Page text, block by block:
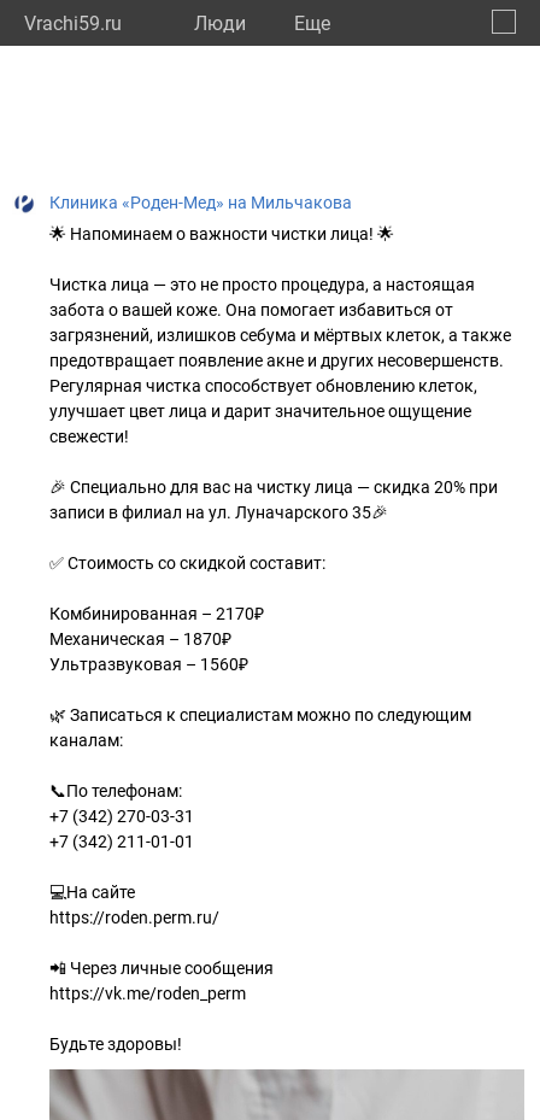
Vrachi59.ru Люди Eще
Клиника «Роден-Мед» на Мильчакова
🌟 Напоминаем о важности чистки лица! 🌟
Чистка лица — это не просто процедура, а настоящая
забота о вашей коже. Она помогает избавиться от
загрязнений, излишков себума и мёртвых клеток, а также
предотвращает появление акне и других несовершенств.
Регулярная чистка способствует обновлению клеток,
улучшает цвет лица и дарит значительное ощущение
свежести!
🎉 Специально для вас на чистку лица — скидка 20% при
записи в филиал на ул. Луначарского 35🎉
✅ Стоимость со скидкой составит:
Комбинированная – 2170₽
Механическая – 1870₽
Ультразвуковая – 1560₽
🌿 Записаться к специалистам можно по следующим
каналам:
📞По телефонам:
+7 (342) 270-03-31
+7 (342) 211-01-01
💻На сайте
https://roden.perm.ru/
📲 Через личные сообщения
https://vk.me/roden_perm
Будьте здоровы!